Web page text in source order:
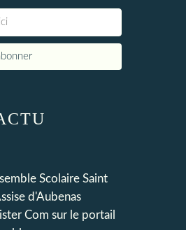
Scolaire Saint
d'Aubenas
Com sur le portail